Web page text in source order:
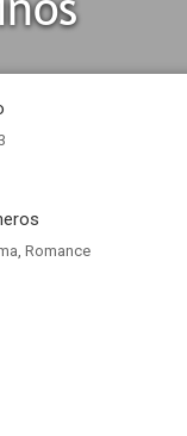
, Romance